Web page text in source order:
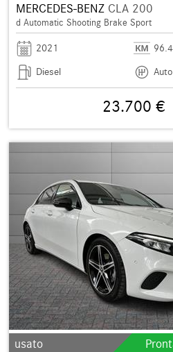
MERCEDES-BENZ CLA 200
d Automatic Shooting Brake Sport
2021
Diesel
23.700 €
usato